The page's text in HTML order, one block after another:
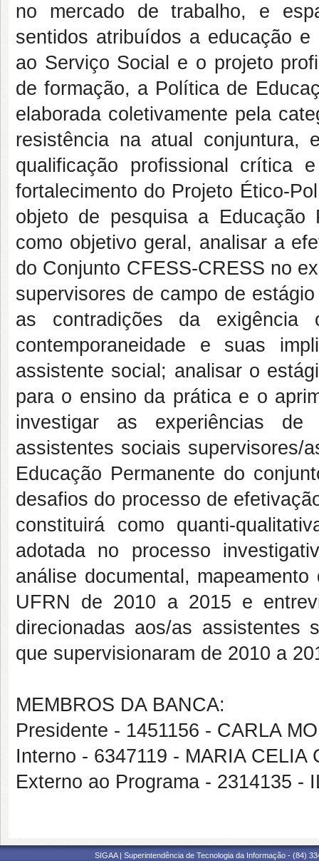
no mercado de trabalho, e
sentidos atribuídos a educação
ao Serviço Social e o projeto
de formação, a Política de
elaborada coletivamente pela
resistência na atual conjuntura,
qualificação profissional crítica
fortalecimento do Projeto Ético-
objeto de pesquisa a Educação
como objetivo geral, analisar a
do Conjunto CFESS-CRESS no
supervisores de campo de
as contradições da exigência
contemporaneidade e suas
assistente social; analisar o
para o ensino da prática e o
investigar as experiências de
assistentes sociais supervisores/
Educação Permanente do
desafios do processo de
constituirá como quanti-
adotada no processo
análise documental,
UFRN de 2010 a 2015 e
direcionadas aos/as assistentes
que supervisionaram de 2010 a
MEMBROS DA BANCA:
Presidente - 1451156 - CARLA
Interno - 6347119 - MARIA CELIA
Externo ao Programa - 2314135 -
SIGAA | Superintendência de Tecnologia da Informação - (84)